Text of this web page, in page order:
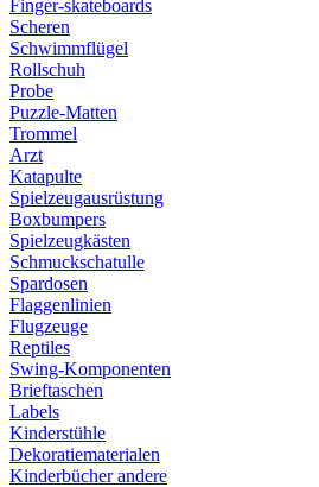
Finger-skateboards
Scheren
Schwimmflügel
Rollschuh
Probe
Puzzle-Matten
Trommel
Arzt
Katapulte
Spielzeugausrüstung
Boxbumpers
Spielzeugkästen
Schmuckschatulle
Spardosen
Flaggenlinien
Flugzeuge
Reptiles
Swing-Komponenten
Brieftaschen
Labels
Kinderstühle
Dekoratiematerialen
Kinderbücher andere